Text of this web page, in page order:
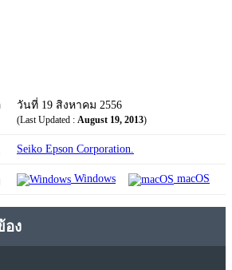
วันที่ 19 สิงหาคม 2556
(Last Updated : August 19, 2013)
Seiko Epson Corporation.
Windows macOS
อง